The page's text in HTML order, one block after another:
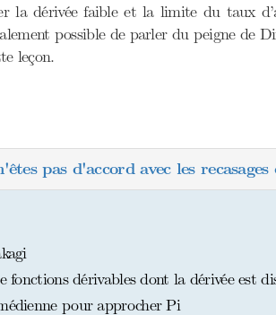
la dérivée faible et la limite du taux
possible de parler du peigne de
leçon.
pas d'accord avec les
fonctions dérivables dont la dérivée est
pour approcher Pi